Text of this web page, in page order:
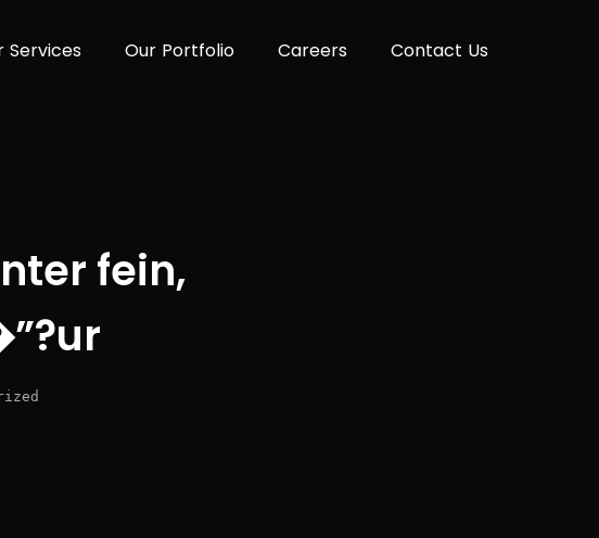
Services Our Portfolio Careers Contact Us
fein,